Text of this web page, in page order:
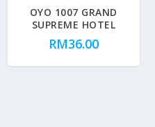
OYO 1007 GRAND
SUPREME HOTEL
RM36.00